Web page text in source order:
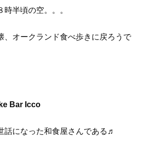
半頃の空。。。
、オークランド食べ歩きに戻ろうで
Bar Icco
話になった和食屋さんである♬